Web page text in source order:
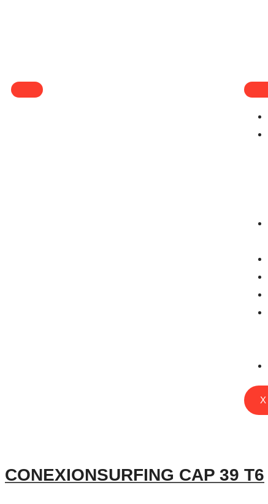
X
CONEXIONSURFING CAP 39 T6